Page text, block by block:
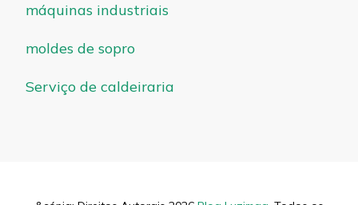
máquinas industriais
moldes de sopro
Serviço de caldeiraria